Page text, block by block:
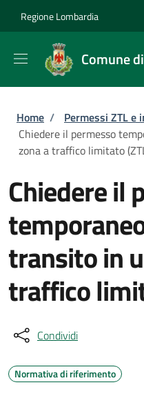
Regione Lombardia
Comune
Briciole di
Home / Permessi ZTL e
Chiedere il permesso
zona a traffico limitato
Chiedere il
transito in
traffico
Condividi
Normativa di riferimento